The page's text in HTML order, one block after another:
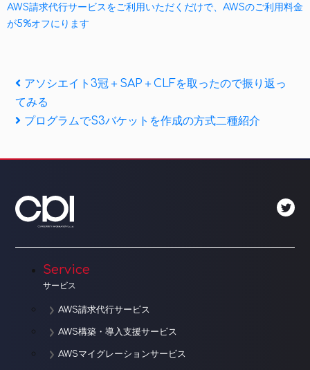
AWS請求代行サービスをご利用いただくだけで、AWSのご利用料金
が5%オフにります
投
稿
ビ
ゲ
ー
シ
ョ
Previous
Post
アソシエイト3冠＋SAP＋CLFを取ったので振り返っ
てみる
Next
プログラムでS3バケットを作成の方式二種紹介
Service
サービス
AWS請求代行サービス
AWS構築・導入支援サービス
AWSマイグレーションサービス